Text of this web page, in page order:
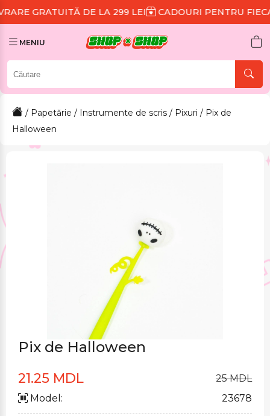
DE LA 299 LEI CADOURI PENTRU FIECARE
MENIU
/ Papetărie / Instrumente de scris / Pixuri / Pix de
Halloween
Pix de Halloween
21.25 MDL
25 MDL
Model:
23678